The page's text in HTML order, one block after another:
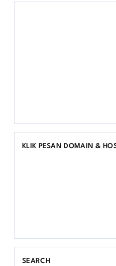
KLIK PESAN DOMAIN &
SEARCH